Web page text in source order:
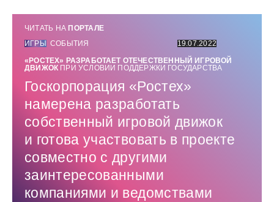
ЧИТАТЬ НА ПОРТАЛЕ
ИГРЫ
СОБЫТИЯ
19.07.2022
«РОСТЕХ» РАЗРАБОТАЕТ ОТЕЧЕСТВЕННЫЙ ИГРОВОЙ
ДВИЖОК ПРИ УСЛОВИИ ПОДДЕРЖКИ ГОСУДАРСТВА
Госкорпорация «Ростех»
намерена разработать
собственный игровой движок
и готова участвовать в проекте
совместно с другими
заинтересованными
компаниями и ведомствами